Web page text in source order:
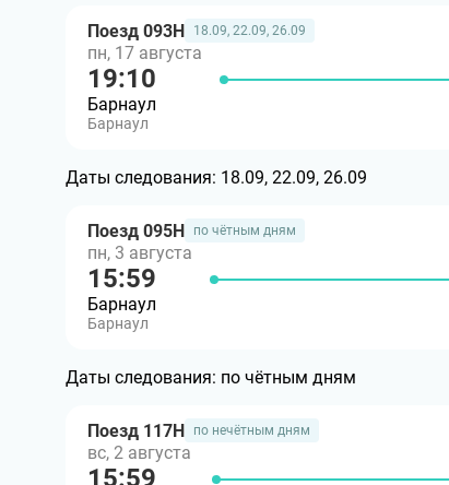
Поезд 093Н 18.09, 22.09, 26.09
пн, 17 августа
19:10
Барнаул
Барнаул
Даты следования: 18.09, 22.09, 26.09
Поезд 095Н по чётным дням
пн, 3 августа
15:59
Барнаул
Барнаул
Даты следования: по чётным дням
Поезд 117Н по нечётным дням
вс, 2 августа
15:59